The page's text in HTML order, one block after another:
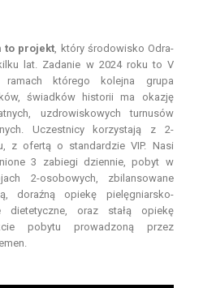
to projekt , który środowisko Odra-
lat. Zadanie w 2024 roku to V
którego kolejna grupa
świadków historii ma okazję
uzdrowiskowych turnusów
Uczestnicy korzystają z 2-
z ofertą o standardzie VIP. Nasi
3 zabiegi dziennie, pobyt w
2-osobowych, zbilansowane
doraźną opiekę pielęgniarsko-
dietetyczne, oraz stałą opiekę
pobytu prowadzoną przez